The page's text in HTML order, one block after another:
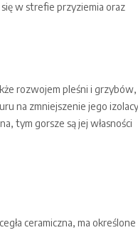
w strefie przyziemia oraz
rozwojem pleśni i
na zmniejszenie jego
tym gorsze są jej własności
ceramiczna, ma określone